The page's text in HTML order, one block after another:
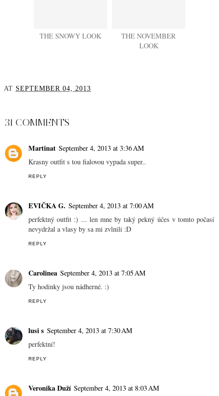
THE SNOWY LOOK
THE NOVEMBER
LOOK
AT SEPTEMBER 04, 2013
31 COMMENTS
Martinat September 4, 2013 at 3:36 AM
Krasny outfit s tou fialovou vypada super..
REPLY
EVIČKA G. September 4, 2013 at 7:00 AM
perfektný outfit :) ... len mne by taký pekný účes v tomto počasí
nevydržal a vlasy by sa mi zvlnili :D
REPLY
Carolinea September 4, 2013 at 7:05 AM
Ty hodinky jsou nádherné. :)
REPLY
lusi s September 4, 2013 at 7:30 AM
perfektní!
REPLY
Veronika Duží September 4, 2013 at 8:03 AM